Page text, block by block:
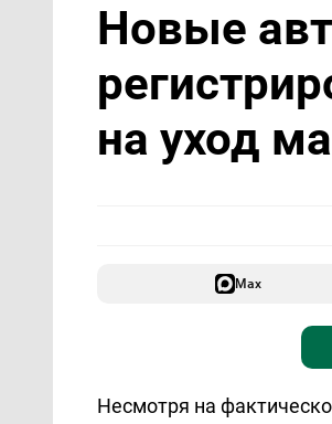
Новые
на уход
Max
Несмотря на